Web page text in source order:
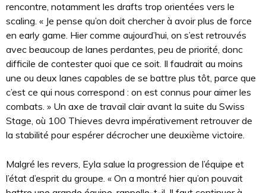
rencontre, notamment les drafts trop orientées vers le
scaling. « Je pense qu’on doit chercher à avoir plus de force
en early game. Hier comme aujourd’hui, on s’est retrouvés
avec beaucoup de lanes perdantes, peu de priorité, donc
difficile de contester quoi que ce soit. Il faudrait au moins
une ou deux lanes capables de se battre plus tôt, parce que
c’est ce qui nous correspond : on est connus pour aimer les
combats. » Un axe de travail clair avant la suite du Swiss
Stage, où 100 Thieves devra impérativement retrouver de
la stabilité pour espérer décrocher une deuxième victoire.
Malgré les revers, Eyla salue la progression de l’équipe et
l’état d’esprit du groupe. « On a montré hier qu’on pouvait